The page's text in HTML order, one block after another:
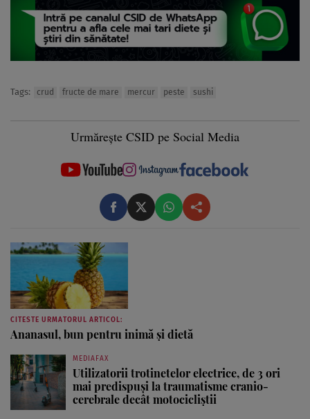
Tags: crud fructe de mare mercur peste sushi
Urmărește CSID pe Social Media
CITESTE URMATORUL ARTICOL:
Ananasul, bun pentru inimă şi dietă
MEDIAFAX
Utilizatorii trotinetelor electrice, de 3 ori
mai predispuși la traumatisme cranio-
cerebrale decât motocicliștii